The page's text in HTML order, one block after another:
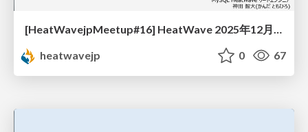
[HeatWavejpMeetup#16] HeatWave 2025年12月 最新アップデート情報 [神田 智大 氏 (スマートスタイル)]
heatwavejp
0 67